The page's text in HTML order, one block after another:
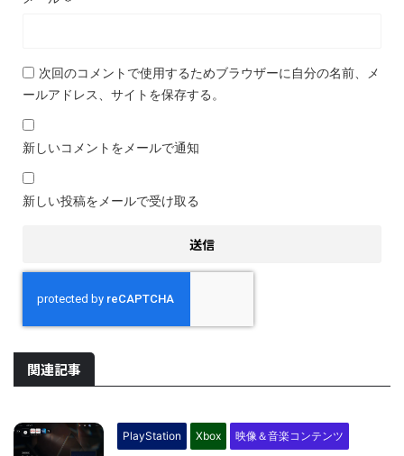
次回のコメントで使用するためブラウザーに自分の名前、メ
ールアドレス、サイトを保存する。
新しいコメントをメールで通知
新しい投稿をメールで受け取る
関連記事
PlayStation Xbox 映像＆音楽コンテンツ